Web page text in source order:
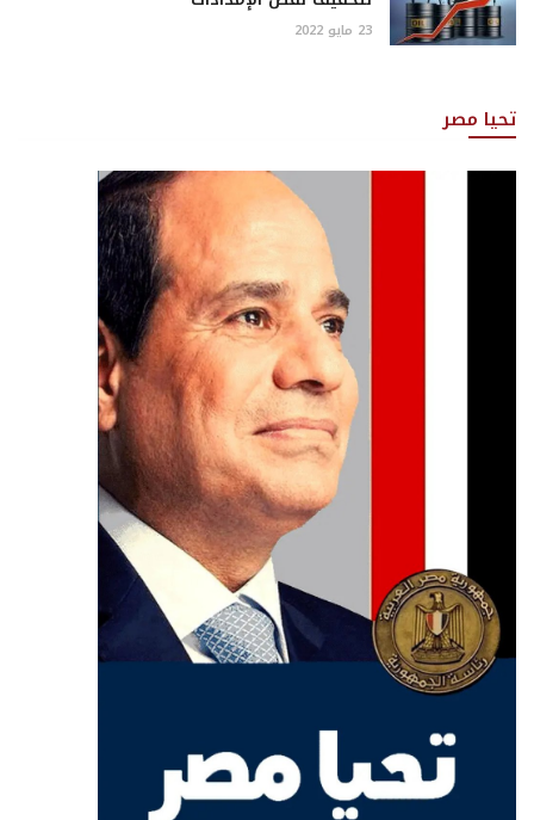
23 مايو 2022
تحيا مصر